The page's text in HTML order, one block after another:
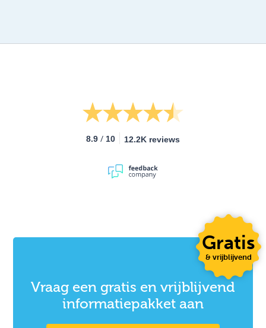
8.9 / 10 12.2K reviews
Vraag een gratis en vrijblijvend
informatiepakket aan
Gratis
& vrijblijvend